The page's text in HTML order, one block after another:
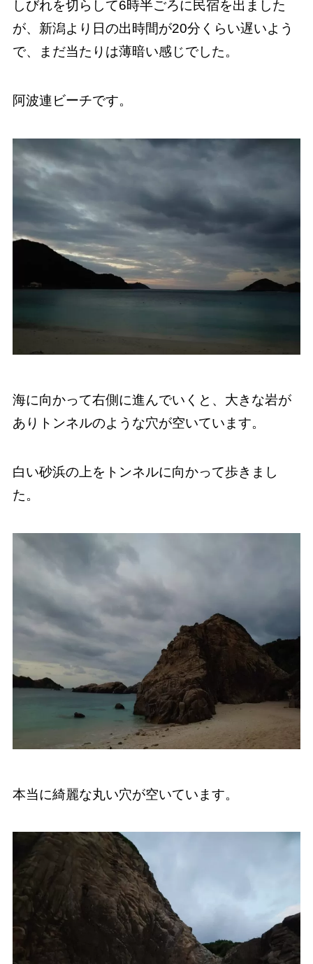
しびれを切らして6時半ごろに民宿を出ました
が、新潟より日の出時間が20分くらい遅いよう
で、まだ当たりは薄暗い感じでした。
阿波連ビーチです。
海に向かって右側に進んでいくと、大きな岩が
ありトンネルのような穴が空いています。
白い砂浜の上をトンネルに向かって歩きまし
た。
本当に綺麗な丸い穴が空いています。